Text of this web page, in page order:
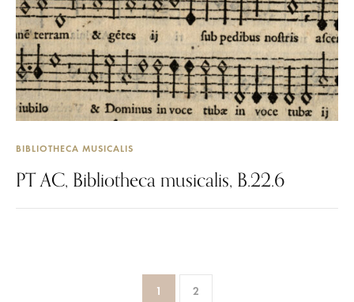
BIBLIOTHECA MUSICALIS
PT AC, Bibliotheca musicalis, B.22.6
1 2